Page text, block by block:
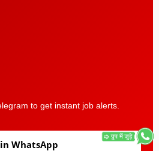
to get instant job alerts.
WhatsApp